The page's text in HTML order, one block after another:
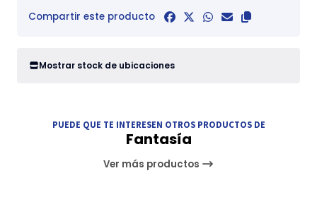
Compartir este producto
Mostrar stock de ubicaciones
PUEDE QUE TE INTERESEN OTROS PRODUCTOS DE
Fantasía
Ver más productos